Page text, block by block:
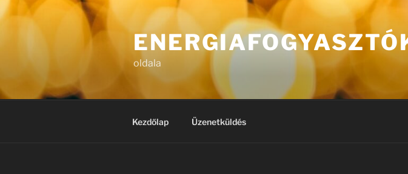
Tartalomhoz
oldala
Kezdőlap Üzenetküldés